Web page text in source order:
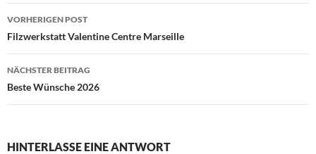
Beitragsnavigation
VORHERIGEN POST
Filzwerkstatt Valentine Centre Marseille
NÄCHSTER BEITRAG
Beste Wünsche 2026
HINTERLASSE EINE ANTWORT